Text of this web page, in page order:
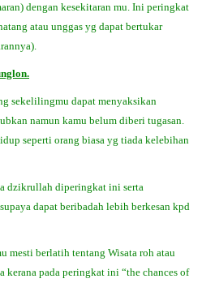
dengan kesekitaran mu. Ini peringkat
atau unggas yg dapat bertukar
sekelilingmu dapat menyaksikan
namun kamu belum diberi tugasan.
seperti orang biasa yg tiada kelebihan
dzikrullah diperingkat ini serta
dapat beribadah lebih berkesan kpd
mesti berlatih tentang Wisata roh atau
kerana pada peringkat ini “the chances of